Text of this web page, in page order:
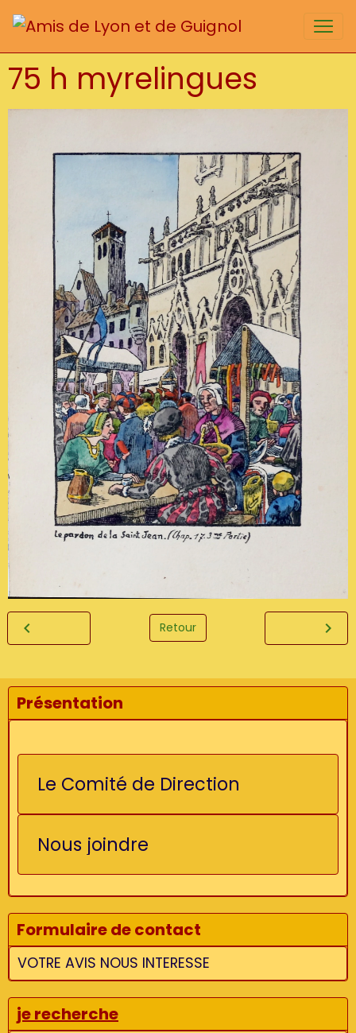
75 h myrelingues
Retour
Présentation
Le Comité de Direction
Nous joindre
Formulaire de contact
VOTRE AVIS NOUS INTERESSE
je recherche